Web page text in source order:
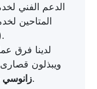
الدعم الفني
المتاحين
لدينا فرق
ويبذلون
طوال أيام الأسبوع.